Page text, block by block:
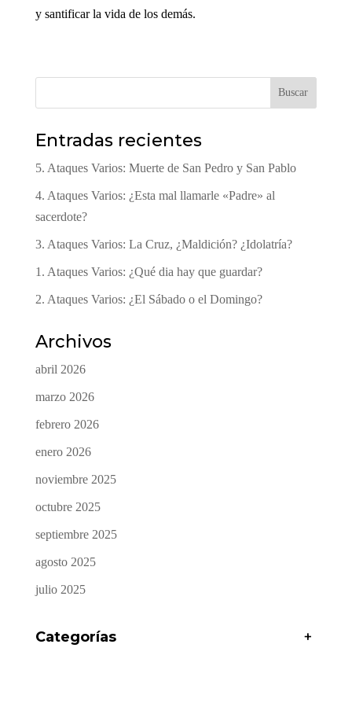
y santificar la vida de los demás.
Buscar
Entradas recientes
5. Ataques Varios: Muerte de San Pedro y San Pablo
4. Ataques Varios: ¿Esta mal llamarle «Padre» al
sacerdote?
3. Ataques Varios: La Cruz, ¿Maldición? ¿Idolatría?
1. Ataques Varios: ¿Qué dia hay que guardar?
2. Ataques Varios: ¿El Sábado o el Domingo?
Archivos
abril 2026
marzo 2026
febrero 2026
enero 2026
noviembre 2025
octubre 2025
septiembre 2025
agosto 2025
julio 2025
Categorías +